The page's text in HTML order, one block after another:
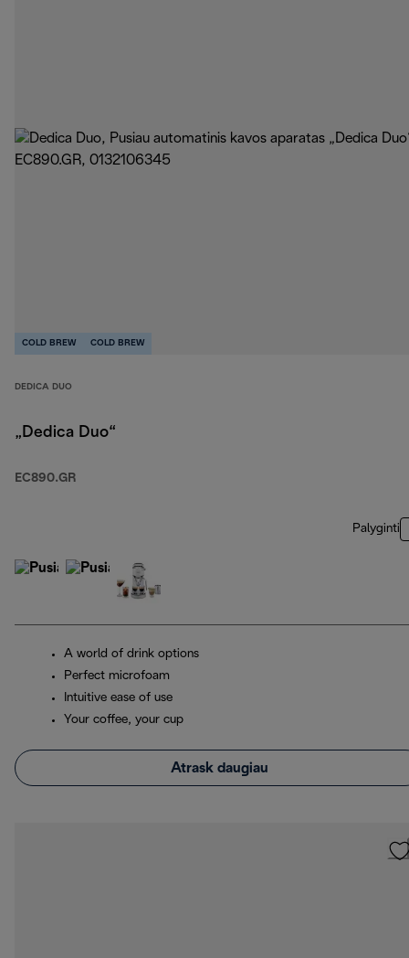
COLD BREW COLD BREW
DEDICA DUO
„Dedica Duo“
EC890.GR
Palyginti
A world of drink options
Perfect microfoam
Intuitive ease of use
Your coffee, your cup
Atrask daugiau